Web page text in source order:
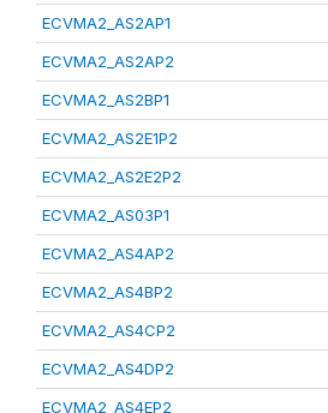
ECVMA2_AS2AP1
ECVMA2_AS2AP2
ECVMA2_AS2BP1
ECVMA2_AS2E1P2
ECVMA2_AS2E2P2
ECVMA2_AS03P1
ECVMA2_AS4AP2
ECVMA2_AS4BP2
ECVMA2_AS4CP2
ECVMA2_AS4DP2
ECVMA2_AS4EP2